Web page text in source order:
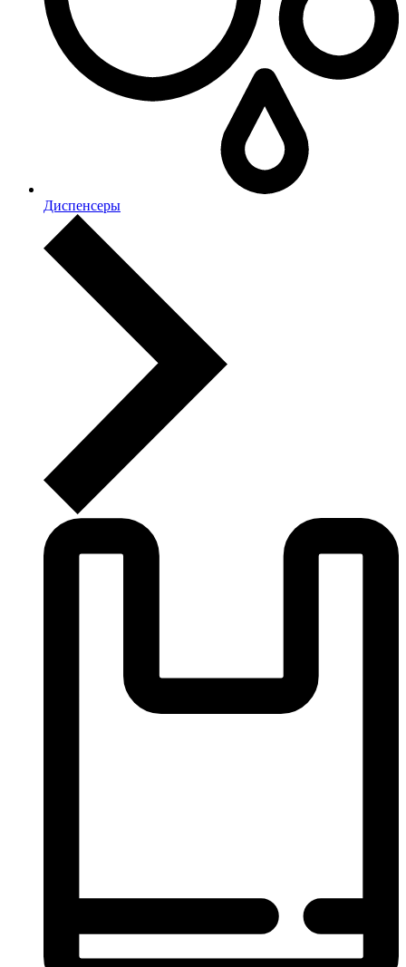
Диспенсеры